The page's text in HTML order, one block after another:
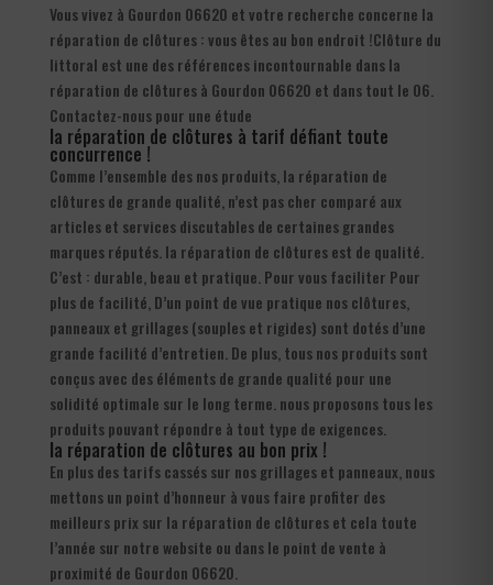
Vous vivez à Gourdon 06620 et votre recherche concerne la
réparation de clôtures : vous êtes au bon endroit !Clôture du
littoral est une des références incontournable dans la
réparation de clôtures à Gourdon 06620 et dans tout le 06.
Contactez-nous pour une étude
la réparation de clôtures à tarif défiant toute
concurrence !
Comme l’ensemble des nos produits, la réparation de
clôtures de grande qualité, n’est pas cher comparé aux
articles et services discutables de certaines grandes
marques réputés. la réparation de clôtures est de qualité.
C’est : durable, beau et pratique. Pour vous faciliter Pour
plus de facilité, D’un point de vue pratique nos clôtures,
panneaux et grillages (souples et rigides) sont dotés d’une
grande facilité d’entretien. De plus, tous nos produits sont
conçus avec des éléments de grande qualité pour une
solidité optimale sur le long terme. nous proposons tous les
produits pouvant répondre à tout type de exigences.
la réparation de clôtures au bon prix !
En plus des tarifs cassés sur nos grillages et panneaux, nous
mettons un point d’honneur à vous faire profiter des
meilleurs prix sur la réparation de clôtures et cela toute
l’année sur notre website ou dans le point de vente à
proximité de Gourdon 06620.